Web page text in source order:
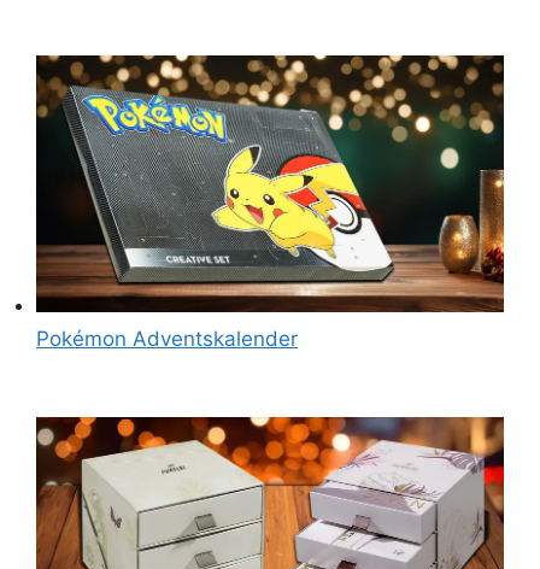
Pokémon Adventskalender